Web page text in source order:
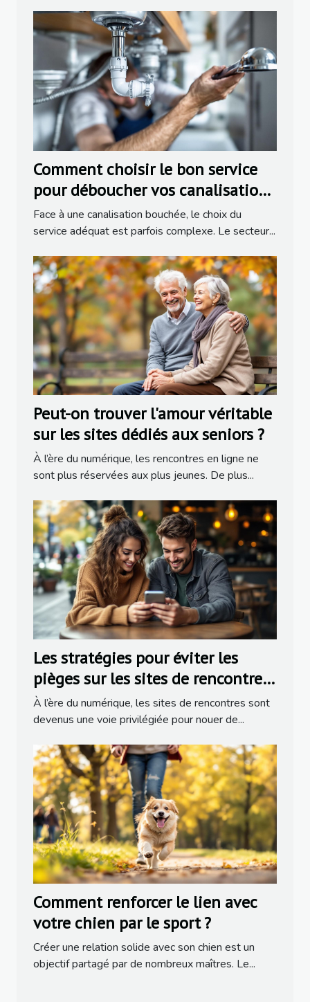
Comment choisir le bon service
pour déboucher vos canalisations
?
Face à une canalisation bouchée, le choix du
service adéquat est parfois complexe. Le secteur...
Peut-on trouver l'amour véritable
sur les sites dédiés aux seniors ?
À l’ère du numérique, les rencontres en ligne ne
sont plus réservées aux plus jeunes. De plus...
Les stratégies pour éviter les
pièges sur les sites de rencontres
populaires
À l’ère du numérique, les sites de rencontres sont
devenus une voie privilégiée pour nouer de...
Comment renforcer le lien avec
votre chien par le sport ?
Créer une relation solide avec son chien est un
objectif partagé par de nombreux maîtres. Le...